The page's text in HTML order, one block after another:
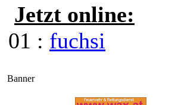
Jetzt online:
01 : fuchsi
Banner